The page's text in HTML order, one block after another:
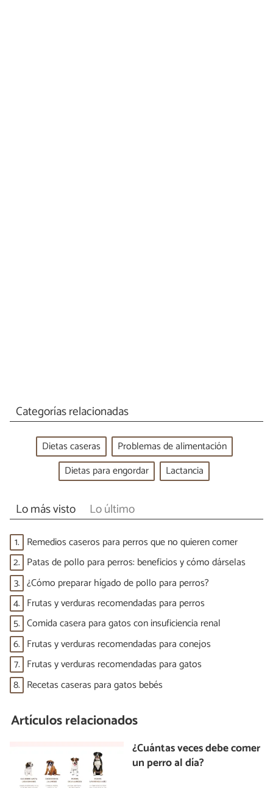
Categorías relacionadas
Dietas caseras
Problemas de alimentación
Dietas para engordar
Lactancia
Lo más visto Lo último
1. Remedios caseros para perros que no quieren comer
2. Patas de pollo para perros: beneficios y cómo dárselas
3. ¿Cómo preparar hígado de pollo para perros?
4. Frutas y verduras recomendadas para perros
5. Comida casera para gatos con insuficiencia renal
6. Frutas y verduras recomendadas para conejos
7. Frutas y verduras recomendadas para gatos
8. Recetas caseras para gatos bebés
Artículos relacionados
¿Cuántas veces debe comer
un perro al día?